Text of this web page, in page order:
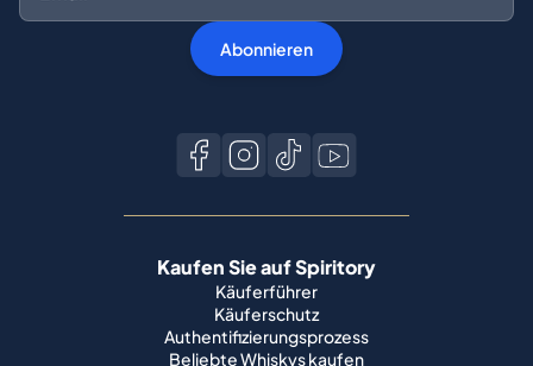
Abonnieren
Kaufen Sie auf Spiritory
Käuferführer
Käuferschutz
Authentifizierungsprozess
Beliebte Whiskys kaufen